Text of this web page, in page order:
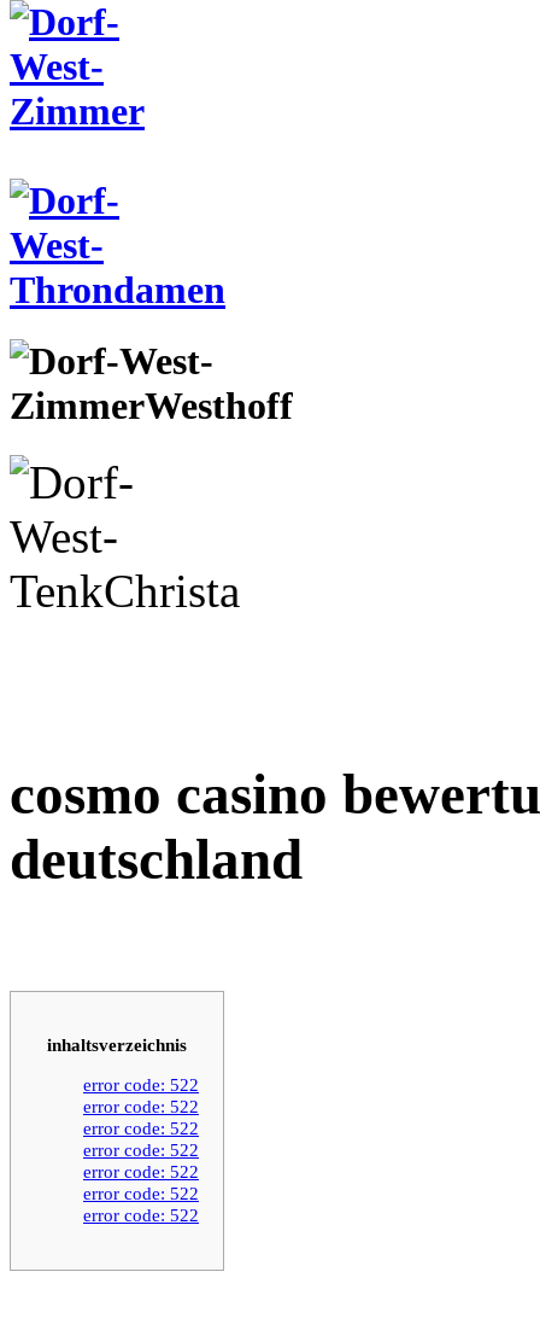
cosmo casino
deutschland
inhaltsverzeichnis
error code: 522
error code: 522
error code: 522
error code: 522
error code: 522
error code: 522
error code: 522